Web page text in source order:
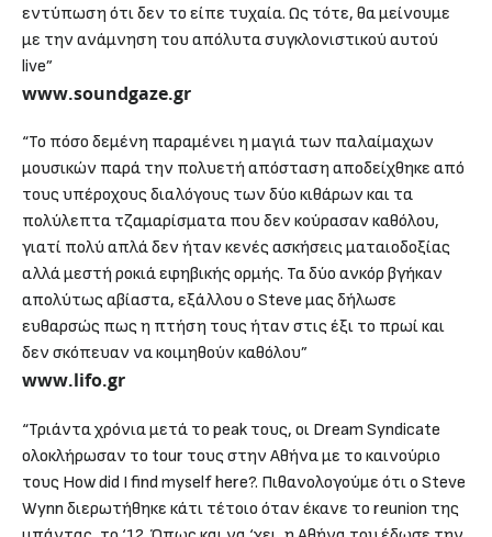
εντύπωση ότι δεν το είπε τυχαία. Ως τότε, θα μείνουμε
με την ανάμνηση του απόλυτα συγκλονιστικού αυτού
live”
www.soundgaze.gr
“Το πόσο δεμένη παραμένει η μαγιά των παλαίμαχων
μουσικών παρά την πολυετή απόσταση αποδείχθηκε από
τους υπέροχους διαλόγους των δύο κιθάρων και τα
πολύλεπτα τζαμαρίσματα που δεν κούρασαν καθόλου,
γιατί πολύ απλά δεν ήταν κενές ασκήσεις ματαιοδοξίας
αλλά μεστή ροκιά εφηβικής ορμής. Τα δύο ανκόρ βγήκαν
απολύτως αβίαστα, εξάλλου ο Steve μας δήλωσε
ευθαρσώς πως η πτήση τους ήταν στις έξι το πρωί και
δεν σκόπευαν να κοιμηθούν καθόλου”
www.lifo.gr
“Τριάντα χρόνια μετά το peak τους, οι Dream Syndicate
ολοκλήρωσαν το tour τους στην Αθήνα με το καινούριο
τους How did I find myself here?. Πιθανολογούμε ότι ο Steve
Wynn διερωτήθηκε κάτι τέτοιο όταν έκανε το reunion της